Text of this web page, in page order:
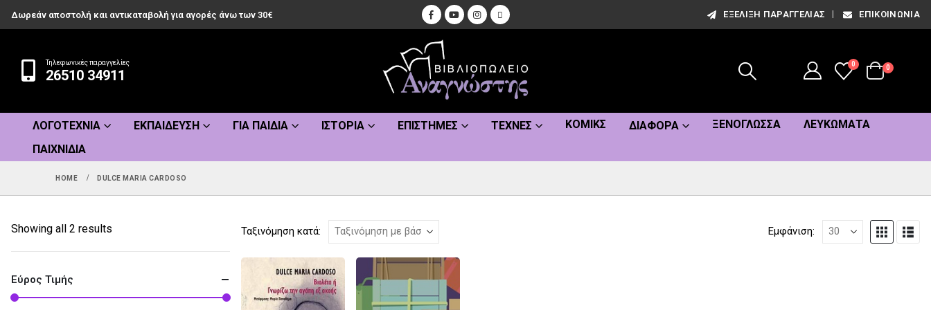
Δωρεάν αποστολή και αντικαταβολή για αγορές άνω των 30€ ΕΞΈΛΙΞΗ ΠΑΡΑΓΓΕΛΊΑΣ ΕΠΙΚΟΙΝΩΝΊΑ
Τηλεφωνικές παραγγελίες
26510 34911
0
0
ΛΟΓΟΤΕΧΝΊΑ ΕΚΠΑΊΔΕΥΣΗ ΓΙΑ ΠΑΙΔΙΆ ΙΣΤΟΡΊΑ ΕΠΙΣΤΉΜΕΣ ΤΈΧΝΕΣ ΚΌΜΙΚΣ ΔΙΆΦΟΡΑ ΞΕΝΌΓΛΩΣΣΑ
ΛΕΥΚΏΜΑΤΑ
ΠΑΙΧΝΊΔΙΑ
HOME DULCE MARIA CARDOSO
Ταξινόμηση κατά: Εμφάνιση:
Showing all 2 results
Εύρος Τιμής